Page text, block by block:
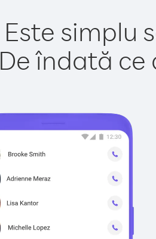
Este simplu
De îndată